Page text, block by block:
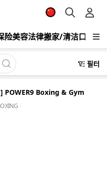
险美容法律搬家/清洁口译与
필터
POWER9 Boxing & Gym